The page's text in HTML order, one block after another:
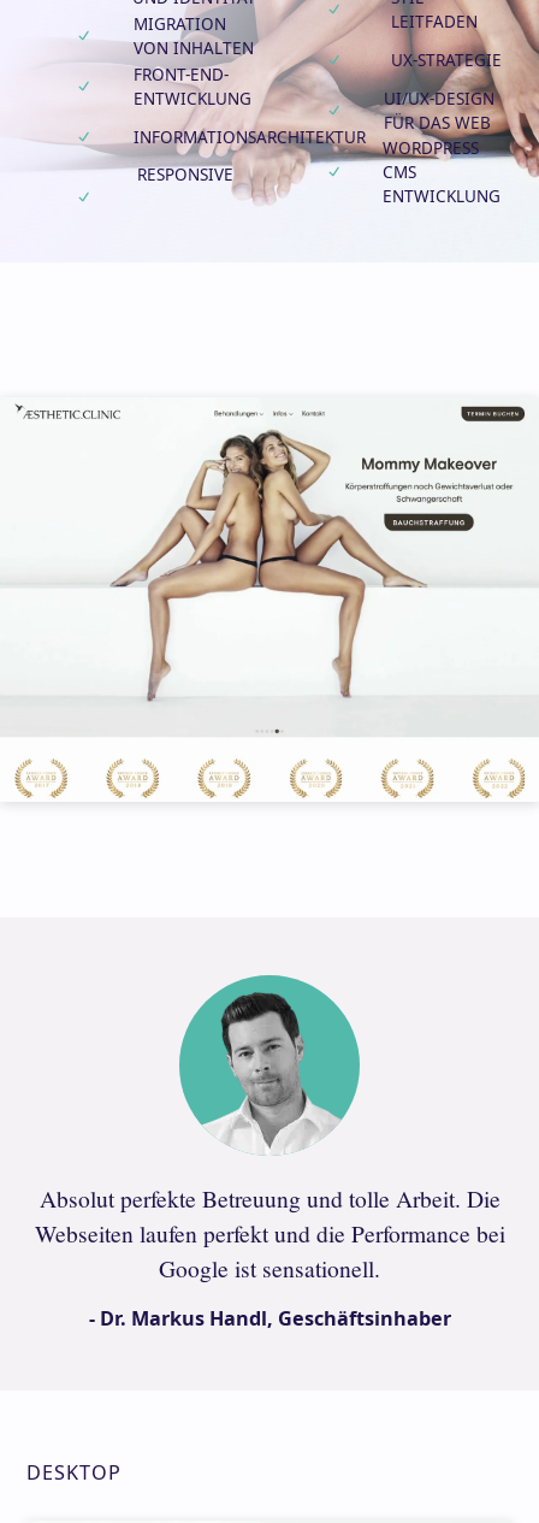
MIGRATION
VON INHALTEN
FRONT-END-
ENTWICKLUNG
INFORMATIONSARCHITEKTUR
RESPONSIVE
LEITFADEN
UX-STRATEGIE
UI/UX-DESIGN
FÜR DAS WEB
WORDPRESS
CMS
ENTWICKLUNG
Absolut perfekte Betreuung und tolle Arbeit. Die
Webseiten laufen perfekt und die Performance bei
Google ist sensationell.
- Dr. Markus Handl, Geschäftsinhaber
DESKTOP